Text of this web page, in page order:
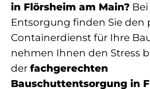
in Flörsheim am Main? Bei
Entsorgung finden Sie den
Containerdienst für Ihre
nehmen Ihnen den Stress
der fachgerechten
Bauschuttentsorgung in